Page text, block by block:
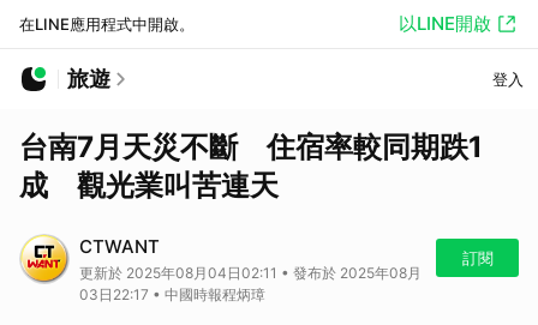
在LINE應用程式中開啟。 以LINE開啟
旅遊 登入
台南7月天災不斷 住宿率較同期跌1
成 觀光業叫苦連天
CTWANT
更新於 2025年08月04日02:11 • 發布於 2025年08月
03日22:17 • 中國時報程炳璋
訂閱